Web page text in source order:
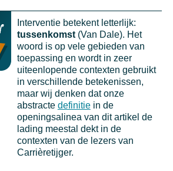
Interventie betekent letterlijk:
tussenkomst (Van Dale). Het
woord is op vele gebieden van
toepassing en wordt in zeer
uiteenlopende contexten gebruikt
in verschillende betekenissen,
maar wij denken dat onze
abstracte definitiein de
openingsalinea van dit artikel de
lading meestal dekt in de
contexten van de lezers van
Carrièretijger.